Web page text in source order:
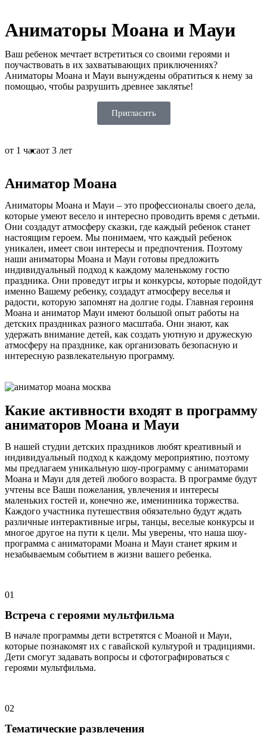
Аниматоры Моана и Мауи
Ваш ребенок мечтает встретиться со своими героями и
поучаствовать в их захватывающих приключениях?
Аниматоры Моана и Мауи вынуждены обратиться к нему за
помощью, чтобы разрушить древнее заклятье!
Пригласить
от 1 часаот 3 лет
Аниматор Моана
Аниматоры Моана и Мауи – это профессионалы своего дела,
которые умеют весело и интересно проводить время с детьми.
Они создадут атмосферу сказки, где каждый ребенок станет
настоящим героем. Мы понимаем, что каждый ребенок
уникален, имеет свои интересы и предпочтения. Поэтому
наши аниматоры Моана и Мауи готовы предложить
индивидуальный подход к каждому маленькому гостю
праздника. Они проведут игры и конкурсы, которые подойдут
именно Вашему ребенку, создадут атмосферу веселья и
радости, которую запомнят на долгие годы. Главная героиня
Моана и аниматор Мауи имеют большой опыт работы на
детских праздниках разного масштаба. Они знают, как
удержать внимание детей, как создать уютную и дружескую
атмосферу на празднике, как организовать безопасную и
интересную развлекательную программу.
Какие активности входят в программу
аниматоров Моана и Мауи
В нашей студии детских праздников любят креативный и
индивидуальный подход к каждому мероприятию, поэтому
мы предлагаем уникальную шоу-программу с аниматорами
Моана и Мауи для детей любого возраста. В программе будут
учтены все Ваши пожелания, увлечения и интересы
маленьких гостей и, конечно же, именинника торжества.
Каждого участника путешествия обязательно будут ждать
различные интерактивные игры, танцы, веселые конкурсы и
многое другое на пути к цели. Мы уверены, что наша шоу-
программа с аниматорами Моана и Мауи станет ярким и
незабываемым событием в жизни вашего ребенка.
01
Встреча с героями мультфильма
В начале программы дети встретятся с Моаной и Мауи,
которые познакомят их с гавайской культурой и традициями.
Дети смогут задавать вопросы и сфотографироваться с
героями мультфильма.
02
Тематические развлечения